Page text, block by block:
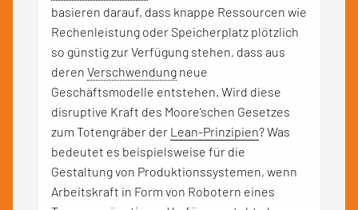
basieren darauf, dass knappe Ressourcen wie
Rechenleistung oder Speicherplatz plötzlich
so günstig zur Verfügung stehen, dass aus
deren Verschwendung neue
Geschäftsmodelle entstehen. Wird diese
disruptive Kraft des Moore’schen Gesetzes
zum Totengräber der Lean-Prinzipien? Was
bedeutet es beispielsweise für die
Gestaltung von Produktionssystemen, wenn
Arbeitskraft in Form von Robotern eines